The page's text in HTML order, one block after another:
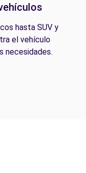
hasta SUV y
el vehículo
necesidades.